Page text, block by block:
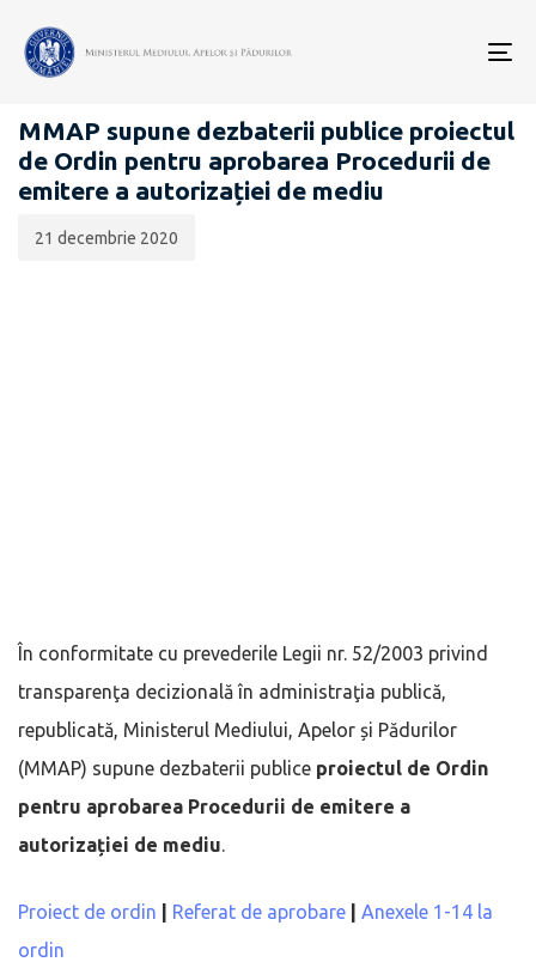
PROIECTE ACTE NORMATIVE
MMAP supune dezbaterii publice proiectul
de Ordin pentru aprobarea Procedurii de
emitere a autorizației de mediu
publicării:
21 decembrie 2020
În conformitate cu prevederile Legii nr. 52/2003 privind
transparenţa decizională în administraţia publică,
republicată, Ministerul Mediului, Apelor și Pădurilor
(MMAP) supune dezbaterii publice proiectul de Ordin
pentru aprobarea Procedurii de emitere a
autorizației de mediu.
Proiect de ordin Referat de aprobare
Anexele 1-14 la
ordin